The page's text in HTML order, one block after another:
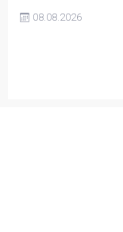
alanlarda fındık
08.08.2026